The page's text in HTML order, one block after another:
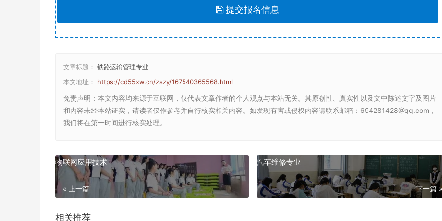
提交报名信息
文章标题： 铁路运输管理专业
本文地址： https://cd55xw.cn/zszy/167540365568.html
免责声明 ：本文内容均来源于互联网，仅代表文章作者的个人观点与本站无关。其原创性、真实性以及文中陈述文字及图片
和内容未经本站证实，请读者仅作参考并自行核实相关内容。如发现有害或侵权内容请联系邮箱：694281428@qq.com，
我们将在第一时间进行核实处理。
物联网应用技术
« 上一篇
汽车维修专业
下一篇 »
相关推荐